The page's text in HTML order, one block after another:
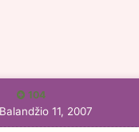
104
Balandžio 11, 2007